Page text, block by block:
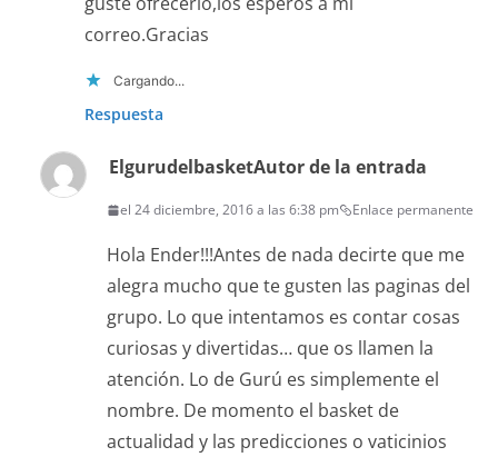
correo.Gracias
Cargando...
Respuesta
ElgurudelbasketAutor de la entrada
el 24 diciembre, 2016 a las 6:38 pm Enlace permanente
Hola Ender!!!Antes de nada decirte que me
alegra mucho que te gusten las paginas del
grupo. Lo que intentamos es contar cosas
curiosas y divertidas… que os llamen la
atención. Lo de Gurú es simplemente el
nombre. De momento el basket de
actualidad y las predicciones o vaticinios